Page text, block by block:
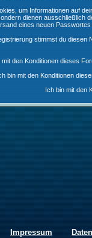
um Informationen auf
dienen ausschließlich
eines neuen
stimmst du diesen
mit den Konditionen dieses
bin mit den Konditionen
Ich bin mit den
Impressum